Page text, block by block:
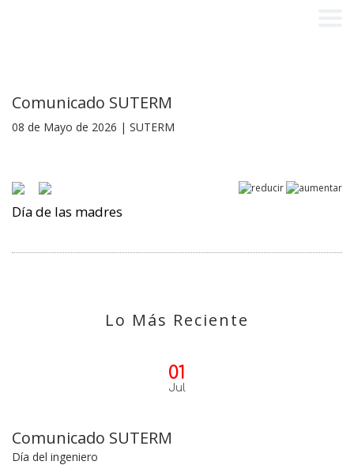
Comunicado SUTERM
08 de Mayo de 2026 | SUTERM
Día de las madres
Lo Más Reciente
01
Jul
Comunicado SUTERM
Día del ingeniero